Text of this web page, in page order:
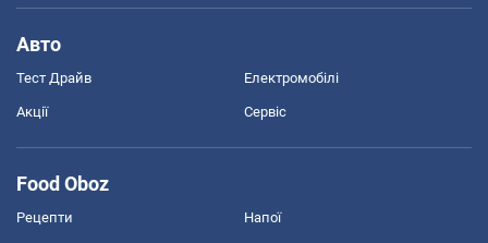
Авто
Тест Драйв Електромобілі
Акції Сервіс
Food Oboz
Рецепти Напої